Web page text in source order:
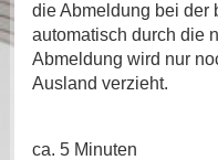
die Abmeldung bei der
automatisch durch die
Abmeldung wird nur
Ausland verzieht.
ca. 5 Minuten